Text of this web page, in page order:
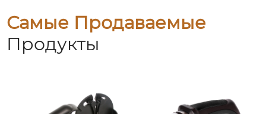
Самые Продаваемые
Продукты